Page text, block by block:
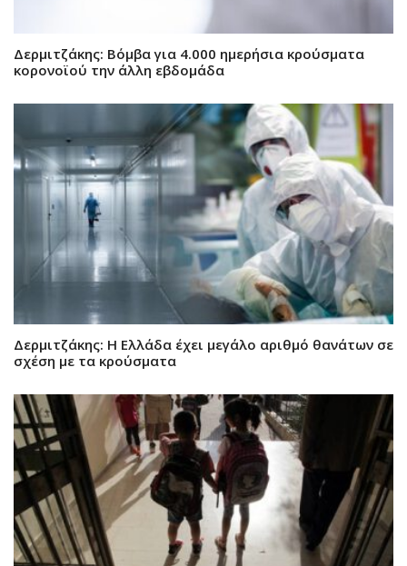
Δερμιτζάκης: Βόμβα για 4.000 ημερήσια κρούσματα
κορονοϊού την άλλη εβδομάδα
Δερμιτζάκης: Η Ελλάδα έχει μεγάλο αριθμό θανάτων σε
σχέση με τα κρούσματα